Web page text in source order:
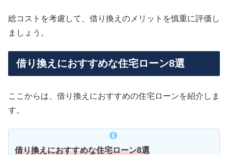
総コストを考慮して、借り換えのメリットを慎重に評価し
ましょう。
借り換えにおすすめな住宅ローン8選
ここからは、借り換えにおすすめの住宅ローンを紹介しま
す。
借り換えにおすすめな住宅ローン8選